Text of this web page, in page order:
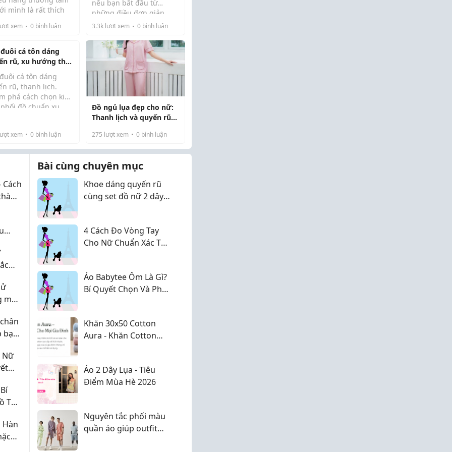
mình là rất thích
diện những bộ
dáng nhưng lại sợ
giá là "hở hang"
xem 0 bình luận
nếu bạn bắt đầu từ
những điều đơn giản.
Thay vì ép bản thân phải
khoảng 5–10 phút mỗi
ngày để ghi lại công việc,
cảm xúc hoặc những...
3.3klượt xem 0bình luận
cá tôn dáng
rũ, xu hướng thời
nổi bật
cá tôn dáng
rũ, thanh lịch.
phá cách chọn kiểu
phối đồ chuẩn xu
xem 0 bình luận
Đồ ngủ lụa đẹp cho nữ:
Thanh lịch và quyến rũ
275 lượt xem 0bình luận
mãi
bạn
Nữ
Tôn
Bài cùng chuyên mục
Khoe dáng quyến rũ
cùng set đồ nữ 2 dây
4 Cách Đo Vòng Tay
Cho Nữ Chuẩn Xác Tại
Áo Babytee Ôm Là Gì?
Bí Quyết Chọn Và Phối
Khăn 30x50 Cotton
Aura - Khăn Cotton
Áo 2 Dây Lụa - Tiêu
Điểm Mùa Hè 2026
Nguyên tắc phối màu
quần áo giúp outfit